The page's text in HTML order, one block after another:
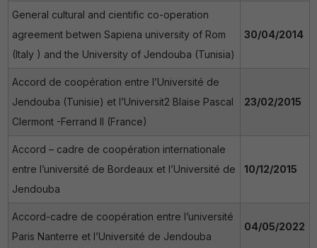
30/04/2014
General cultural and cientific co-operation
agreement betwen Sapiena university of Rom
(Italy ) and the University of Jendouba (Tunisia)
23/02/2015
Accord de coopération entre l’Université de
Jendouba (Tunisie) et l’Universit2 Blaise Pascal
Clermont -Ferrand II (France)
10/12/2015
Accord – cadre de coopération internationale
entre l’université de Bordeaux et l’Université de
Jendouba
04/05/2022
Accord-cadre de coopération entre l’université
Paris Nanterre et l’Université de Jendouba